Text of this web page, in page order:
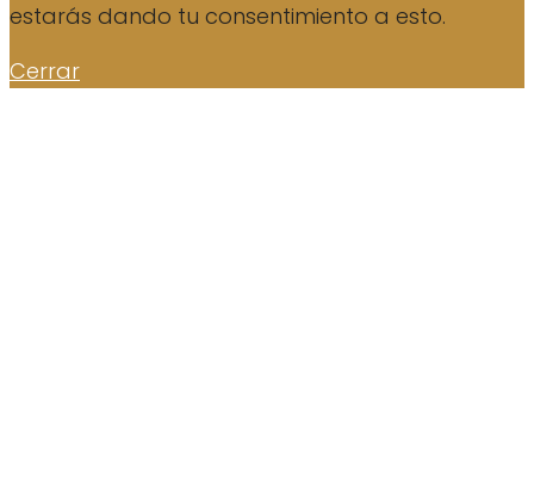
estarás dando tu consentimiento a esto.
Cerrar